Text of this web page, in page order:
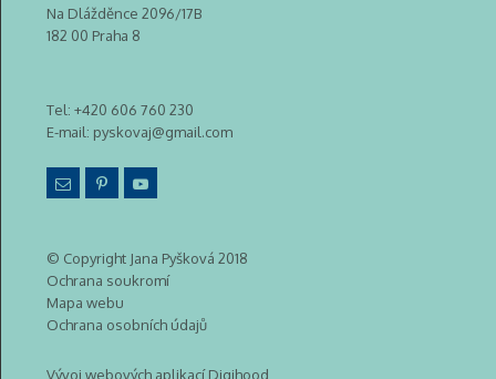
Na Dlážděnce 2096/17B
182 00 Praha 8
Tel: +420 606 760 230
E-mail: pyskovaj@gmail.com
© Copyright Jana Pyšková 2018
Ochrana soukromí
Mapa webu
Ochrana osobních údajů
Vývoj webových aplikací Digihood